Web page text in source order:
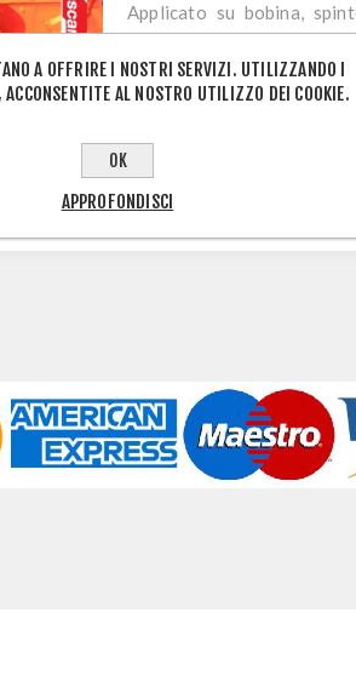
Applicato su bobina,
ripristina la
ossidazioni, agenti acidi e
A OFFRIRE I NOSTRI SERVIZI. UTILIZZANDO I
AL NOSTRO UTILIZZO DEI COOKIE.
OK
APPROFONDISCI